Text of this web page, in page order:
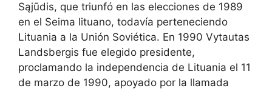
Sąjūdis, que triunfó en las elecciones de 1989
en el Seima lituano, todavía perteneciendo
Lituania a la Unión Soviética. En 1990 Vytautas
Landsbergis fue elegido presidente,
proclamando la independencia de Lituania el 11
de marzo de 1990, apoyado por la llamada